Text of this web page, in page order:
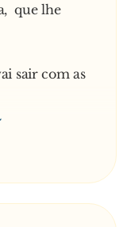
que lhe
sair com as
amigas,
tudo?